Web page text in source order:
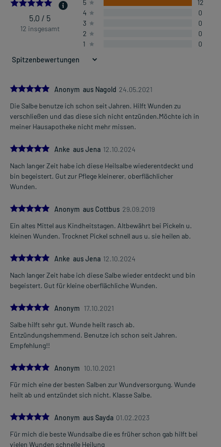
Dosierung und Anwendungshinweise:
Jugendliche ab 12 Jahren und Erwachsene
eine ausreichende Menge
2-3 mal täglich
verteilt über den Tag
Die Gesamtdosis sollte nicht ohne Rücksprache mit einem Arzt
Art der Anwendung?
Tragen Sie das Arzneimittel auf die betroffene(n) Hautstelle(n) auf.
Dauer der Anwendung?
und/oder dem Verlauf der Erkrankung. Maximale
Behandlungsdauer: 3 Wochen.
Ohne ärztlichen Rat sollten Sie das Arzneimittel nicht länger als 1
dieser Zeit eingetreten ist.
Überdosierung?
Zweifelsfall wenden Sie sich an Ihren Arzt.
Generell gilt: Achten Sie vor allem bei Säuglingen, Kleinkindern und
älteren Menschen auf eine gewissenhafte Dosierung. Im
Auswirkungen oder Vorsichtsmaßnahmen.
Eine vom Arzt verordnete Dosierung kann von den Angaben der
Packungsbeilage abweichen. Da der Arzt sie individuell abstimmt,
sollten Sie das Arzneimittel daher nach seinen Anweisungen
Gegenanzeigen:
Was spricht gegen eine Anwendung?
- Überempfindlichkeit gegen die Inhaltsstoffe
Welche Altersgruppe ist zu beachten?
Mehr anzeigen
5.0
5,0 / 5
12 insgesamt
5
12
4
0
3
0
2
0
1
0
5.0Anonym aus Nagold 24.05.2021
Die Salbe benutze ich schon seit Jahren. Hilft Wunden zu
verschließen und das diese sich nicht entzünden.Möchte ich in
meiner Hausapotheke nicht mehr missen.
5.0Anke aus Jena 12.10.2024
Nach langer Zeit habe ich diese Heilsalbe wiederentdeckt und
bin begeistert. Gut zur Pflege kleinerer, oberflächlicher
Wunden.
5.0Anonym aus Cottbus 29.09.2019
Ein altes Mittel aus Kindheitstagen. Altbewährt bei Pickeln u.
kleinen Wunden. Trocknet Pickel schnell aus u. sie heilen ab.
5.0Anke aus Jena 12.10.2024
Nach langer Zeit habe ich diese Salbe wieder entdeckt und bin
begeistert. Gut für kleine oberflächliche Wunden.
5.0Anonym 17.10.2021
Salbe hilft sehr gut. Wunde heilt rasch ab.
Entzündungshemmend. Benutze ich schon seit Jahren.
Empfehlung!!
5.0Anonym 10.10.2021
Für mich eine der besten Salben zur Wundversorgung. Wunde
heilt ab und entzündet sich nicht. Klasse Salbe.
5.0Anonym aus Sayda 01.02.2023
Für mich die beste Wundsalbe die es früher schon gab hilft bei
vielen Wunden schnelle Heilung